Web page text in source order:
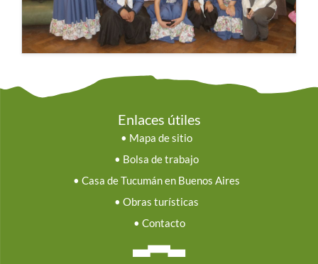
Enlaces útiles
• Mapa de sitio
• Bolsa de trabajo
• Casa de Tucumán en Buenos Aires
• Obras turísticas
• Contacto